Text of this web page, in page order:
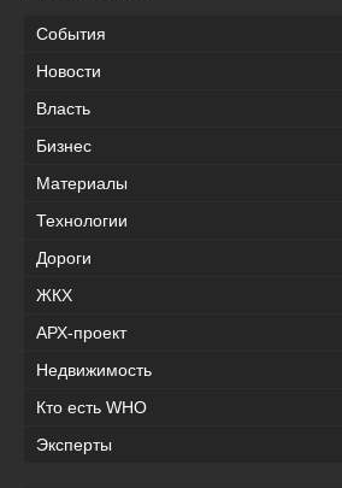
События
Новости
Власть
Бизнес
Материалы
Технологии
Дороги
ЖКХ
АРХ-проект
Недвижимость
Кто есть WHO
Эксперты